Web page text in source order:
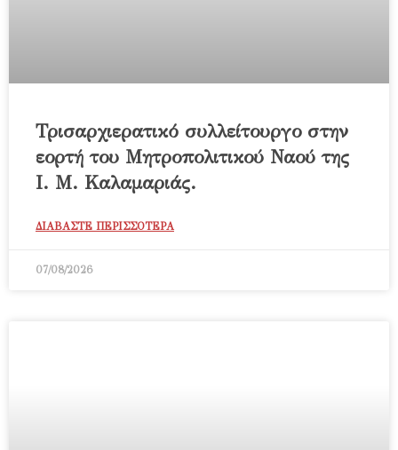
Τρισαρχιερατικό συλλείτουργο στην
εορτή του Μητροπολιτικού Ναού της
Ι. Μ. Καλαμαριάς.
ΔΙΑΒΑΣΤΕ ΠΕΡΙΣΣΟΤΕΡΑ
07/08/2026